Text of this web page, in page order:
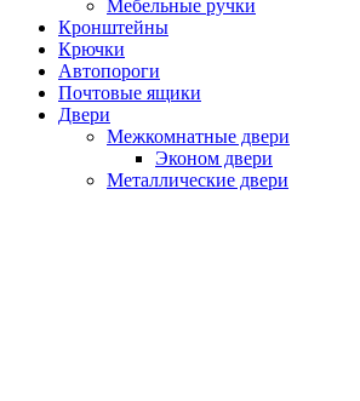
Мебельные ручки
Кронштейны
Крючки
Автопороги
Почтовые ящики
Двери
Межкомнатные двери
Эконом двери
Металлические двери